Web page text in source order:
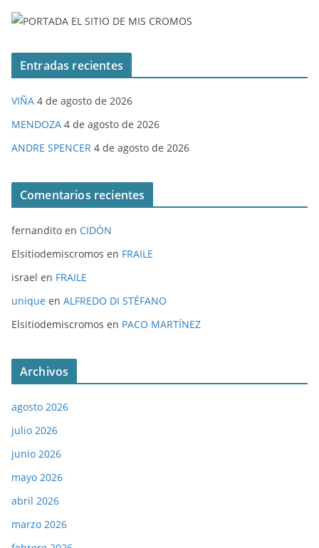
Entradas recientes
VIÑA 4 de agosto de 2026
MENDOZA 4 de agosto de 2026
ANDRE SPENCER 4 de agosto de 2026
Comentarios recientes
fernandito en CIDÓN
Elsitiodemiscromos en FRAILE
israel en FRAILE
unique en ALFREDO DI STÉFANO
Elsitiodemiscromos en PACO MARTÍNEZ
Archivos
agosto 2026
julio 2026
junio 2026
mayo 2026
abril 2026
marzo 2026